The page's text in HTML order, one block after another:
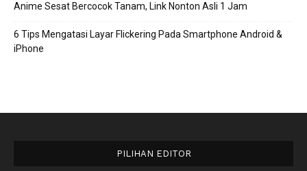
Anime Sesat Bercocok Tanam, Link Nonton Asli 1 Jam
6 Tips Mengatasi Layar Flickering Pada Smartphone Android &
iPhone
PILIHAN EDITOR